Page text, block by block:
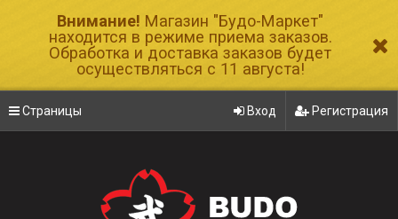
Внимание! Магазин "Будо-Маркет"
находится в режиме приема заказов.
Обработка и доставка заказов будет
осуществляться с 11 августа!
Страницы Вход Регистрация